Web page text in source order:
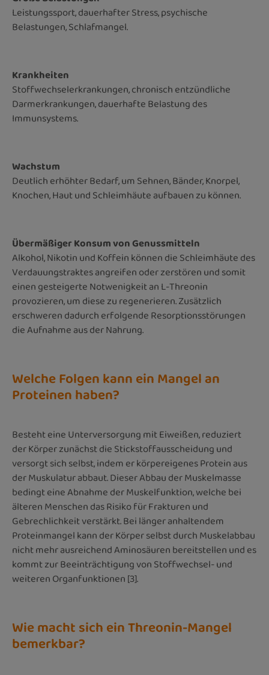
Leistungssport, dauerhafter Stress, psychische
Belastungen, Schlafmangel.
Krankheiten
Stoffwechselerkrankungen, chronisch entzündliche
Darmerkrankungen, dauerhafte Belastung des
Immunsystems.
Wachstum
Deutlich erhöhter Bedarf, um Sehnen, Bänder, Knorpel,
Knochen, Haut und Schleimhäute aufbauen zu können.
Übermäßiger Konsum von Genussmitteln
Alkohol, Nikotin und Koffein können die Schleimhäute des
Verdauungstraktes angreifen oder zerstören und somit
einen gesteigerte Notwenigkeit an L-Threonin
provozieren, um diese zu regenerieren. Zusätzlich
erschweren dadurch erfolgende Resorptionsstörungen
die Aufnahme aus der Nahrung.
Welche Folgen kann ein Mangel an
Proteinen haben?
Besteht eine Unterversorgung mit Eiweißen, reduziert
der Körper zunächst die Stickstoffausscheidung und
versorgt sich selbst, indem er körpereigenes Protein aus
der Muskulatur abbaut. Dieser Abbau der Muskelmasse
bedingt eine Abnahme der Muskelfunktion, welche bei
älteren Menschen das Risiko für Frakturen und
Gebrechlichkeit verstärkt. Bei länger anhaltendem
Proteinmangel kann der Körper selbst durch Muskelabbau
nicht mehr ausreichend Aminosäuren bereitstellen und es
kommt zur Beeinträchtigung von Stoffwechsel- und
weiteren Organfunktionen [3].
Wie macht sich ein Threonin-Mangel
bemerkbar?